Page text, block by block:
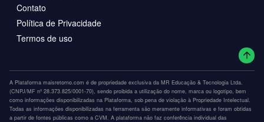
Contato
Política de Privacidade
Termos de uso
A Plataforma maisretorno.com é de propriedade exclusiva da MR Educação & Tecnologia Ltda.
(CNPJ/MF nº 28.373.825/0001-70), sendo proibida a utilização do nome, marca ou logotipo, bem
como informações disponibilizadas na Plataforma, sob pena de violação à Propriedade Intelectual.
Todas as informações disponibilizadas na ferramenta são meramente informativas e foram obtidas
a partir de fontes públicas como a CVM. A plataforma não faz conferência individual das